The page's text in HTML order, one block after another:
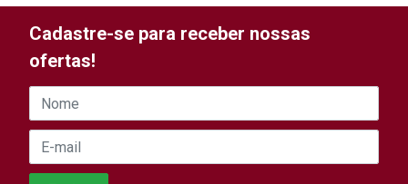
Cadastre-se para receber nossas
ofertas!